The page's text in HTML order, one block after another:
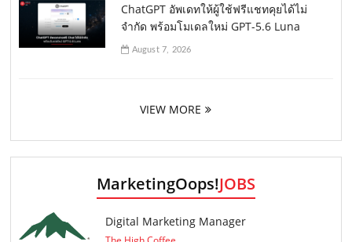
ChatGPT อัพเดทให้ผู้ใช้ฟรีแชทคุยได้ไม่
จำกัด พร้อมโมเดลใหม่ GPT-5.6 Luna
August 7, 2026
VIEW MORE
MarketingOops!JOBS
Digital Marketing Manager